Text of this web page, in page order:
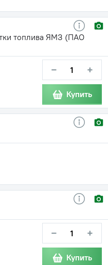
топлива ЯМЗ (ПАО
− +
Купить
− +
Купить